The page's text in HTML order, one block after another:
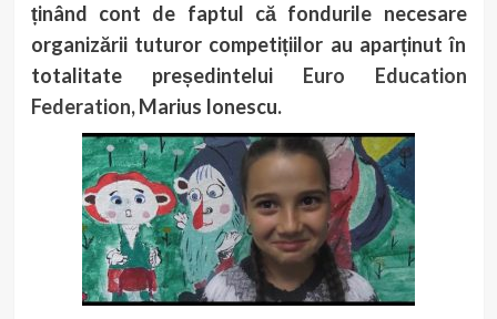
ținând cont de faptul că fondurile necesare
organizării tuturor competițiilor au aparținut în
totalitate președintelui Euro Education
Federation, Marius Ionescu.